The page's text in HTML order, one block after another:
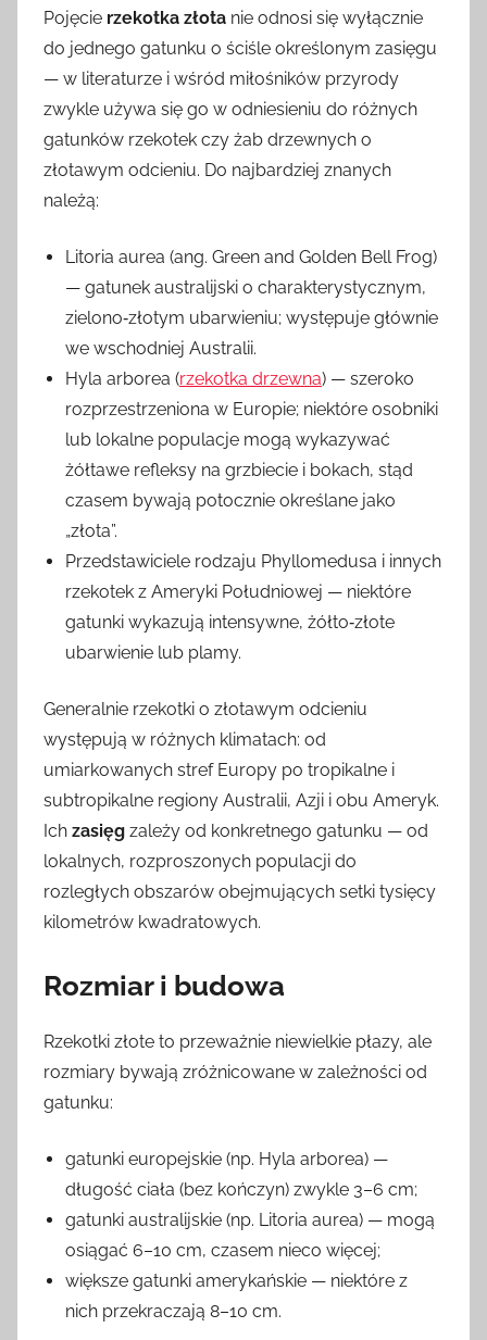
Pojęcie rzekotka złota nie odnosi się wyłącznie
do jednego gatunku o ściśle określonym zasięgu
— w literaturze i wśród miłośników przyrody
zwykle używa się go w odniesieniu do różnych
gatunków rzekotek czy żab drzewnych o
złotawym odcieniu. Do najbardziej znanych
należą:
Litoria aurea (ang. Green and Golden Bell Frog)
— gatunek australijski o charakterystycznym,
zielono‑złotym ubarwieniu; występuje głównie
we wschodniej Australii.
Hyla arborea (rzekotka drzewna) — szeroko
rozprzestrzeniona w Europie; niektóre osobniki
lub lokalne populacje mogą wykazywać
żółtawe refleksy na grzbiecie i bokach, stąd
czasem bywają potocznie określane jako
„złota”.
Przedstawiciele rodzaju Phyllomedusa i innych
rzekotek z Ameryki Południowej — niektóre
gatunki wykazują intensywne, żółto‑złote
ubarwienie lub plamy.
Generalnie rzekotki o złotawym odcieniu
występują w różnych klimatach: od
umiarkowanych stref Europy po tropikalne i
subtropikalne regiony Australii, Azji i obu Ameryk.
Ich zasięg zależy od konkretnego gatunku — od
lokalnych, rozproszonych populacji do
rozległych obszarów obejmujących setki tysięcy
kilometrów kwadratowych.
Rozmiar i budowa
Rzekotki złote to przeważnie niewielkie płazy, ale
rozmiary bywają zróżnicowane w zależności od
gatunku:
gatunki europejskie (np. Hyla arborea) —
długość ciała (bez kończyn) zwykle 3–6 cm;
gatunki australijskie (np. Litoria aurea) — mogą
osiągać 6–10 cm, czasem nieco więcej;
większe gatunki amerykańskie — niektóre z
nich przekraczają 8–10 cm.